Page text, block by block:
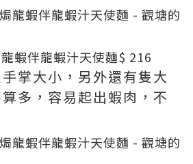
蝦伴龍蝦汁天使麵$ 216
掌大小，另外還有隻大
多，容易起出蝦肉，不